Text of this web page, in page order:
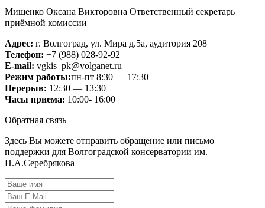
Мищенко Оксана Викторовна Ответственный секретарь
приёмной комиссии
Адрес: г. Волгоград, ул. Мира д.5а, аудитория 208
Телефон: +7 (988) 028-92-92
Е-mail: vgkis_pk@volganet.ru
Режим работы:пн-пт 8:30 — 17:30
Перерыв: 12:30 — 13:30
Часы приема: 10:00- 16:00
Обратная связь
Здесь Вы можете отправить обращение или письмо
поддержки для Волгоградской консерватории им.
П.А.Серебрякова